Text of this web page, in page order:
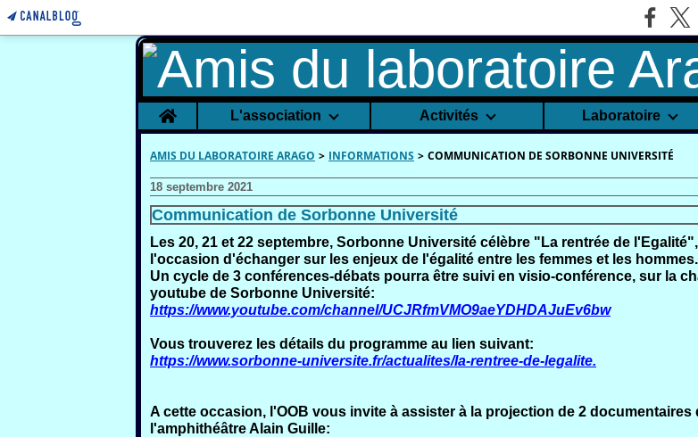
Home L'association Activités Laboratoire
AMIS DU LABORATOIRE ARAGO > INFORMATIONS > COMMUNICATION DE SORBONNE UNIVERSITÉ
18 septembre 2021
Communication de Sorbonne Université
Les 20, 21 et 22 septembre, Sorbonne Université célèbre "La rentrée de l'Egalité",
l'occasion d'échanger sur les enjeux de l'égalité entre les femmes et les hommes.
Un cycle de 3 conférences-débats pourra être suivi en visio-conférence, sur la
youtube de Sorbonne Université:
https://www.youtube.com/channel/UCJRfmVMO9aeYDHDAJuEv6bw
Vous trouverez les détails du programme au lien suivant:
https://www.sorbonne-universite.fr/actualites/la-rentree-de-legalite.
A cette occasion, l'OOB vous invite à assister à la projection de 2 documentaires
l'amphithéâtre Alain Guille: